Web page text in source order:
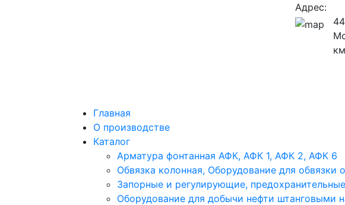
Адрес:
Главная
О производстве
Каталог
Арматура фонтанная АФК, АФК 1, АФК 2, АФК 6
Обвязка колонная, Оборудование для
Запорные и регулирующие,
Оборудование для добычи нефти штанговыми